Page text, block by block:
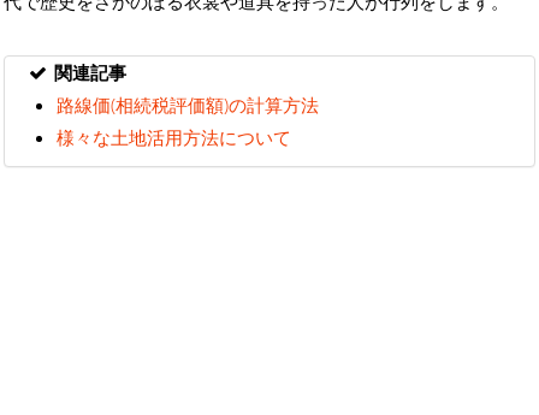
関連記事
路線価(相続税評価額)の計算方法
様々な土地活用方法について